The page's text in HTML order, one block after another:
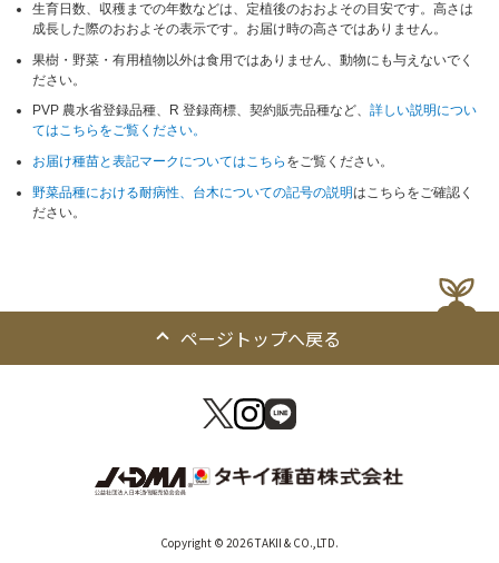
生育日数、収穫までの年数などは、定植後のおおよその目安です。高さは
成長した際のおおよその表示です。お届け時の高さではありません。
果樹・野菜・有用植物以外は食用ではありません、動物にも与えないでく
ださい。
PVP 農水省登録品種、R 登録商標、契約販売品種など、詳しい説明につい
てはこちらをご覧ください。
お届け種苗と表記マークについてはこちら をご覧ください。
野菜品種における耐病性、台木についての記号の説明はこちらをご確認く
ださい。
ページトップへ戻る
Copyright © 2026 TAKII & CO.,LTD.